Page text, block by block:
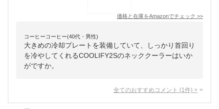
価格と在庫をAmazonでチェック >>
コーヒーコーヒー(40代・男性)
大きめの冷却プレートを装備していて、しっかり首回り
を冷やしてくれるCOOLIFY2Sのネッククーラーはいか
がですか。
全てのおすすめコメント (1 件) >